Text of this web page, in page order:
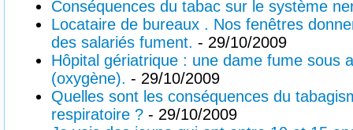
Conséquences du tabac sur le système
Locataire de bureaux . Nos fenêtres
des salariés fument. - 29/10/2009
Hôpital gériatrique : une dame fume sous
(oxygène). - 29/10/2009
Quelles sont les conséquences du
respiratoire ? - 29/10/2009